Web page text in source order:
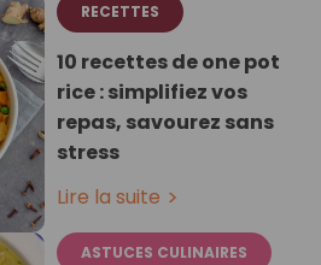
RECETTES
10 recettes de one pot
rice : simplifiez vos
repas, savourez sans
stress
Lire la suite
ASTUCES CULINAIRES